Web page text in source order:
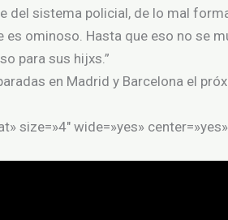
del sistema policial, de lo mal
ominoso. Hasta que eso no se
para sus hijxs.”
en Madrid y Barcelona el
size=»4″ wide=»yes» center=»yes»